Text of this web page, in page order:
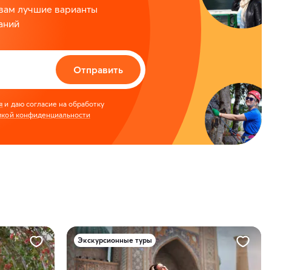
лучшие варианты
Отправить
и даю согласие на обработку
конфиденциальности
Экскурсионные туры